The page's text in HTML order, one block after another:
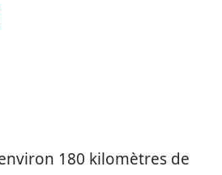
180 kilomètres de